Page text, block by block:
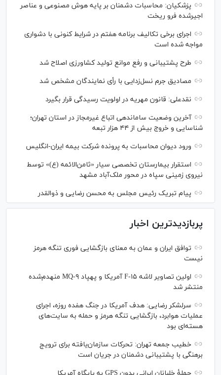
پزشکیان: محاسبات دشمنان بر پایه هوش مصنوعی و عناصر
اجیرشده فرو ریخت
اجرای برخی تکالیف برنامه هفتم در شرایط کنونی با دشواری
مواجه شده است
طرح پشتیبانی و رفع موانع تولید کشاورزی اصلاح شد
مصادیق جرم نسل‌زدایی با رأی نمایندگان مشخص شد
نقدعلی: قانون مهریه در اولویت رسیدگی قرار بگیرد
آخرین وضعیت ساماندهی اتباع غیرمجاز در استان تهران؛
شناسایی و خروج بیش از ۴۴ هزار تبعه
ورود دیوان محاسبات به پرونده شرکت بیمه ایران-انگلیس
استقرار بیمارستان تخصصی سیار «ثامن‌الائمه (ع)» توسط
نیروی زمینی سپاه در محور ملک‌آباد مشهد
پیام تبریک رئیس مجلس به محسن رضایی و ذوالقدر
پربازدیدترین اخبار
توافق ایران و عمان به معنای بازگشایی فوری تنگه هرمز
نیست
اولین تصاویر لاشه F-۱۵ آمریکا و پهپاد MQ-۹ منهدم‌شده
منتشر شد
سرلشکر رضایی: هدف آمریکا در جنگ هفده روزه، اجرای
عملیات هوابرد، بازگشایی تنگه هرمز و حمله به سایت‌های
هسته‌ای بود
خطیب جمعه تهران: تحرکات سازمان‌یافته برای ترویج
برهنگی با پشتیبانی دشمنان در جریان است
حملۀ خلبانان ایرانی بدون GPS به پایگاه آمریکا